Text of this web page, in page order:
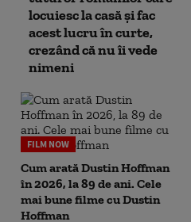
locuiesc la casă și fac
acest lucru în curte,
crezând că nu îi vede
nimeni
FILM NOW
Cum arată Dustin Hoffman
în 2026, la 89 de ani. Cele
mai bune filme cu Dustin
Hoffman